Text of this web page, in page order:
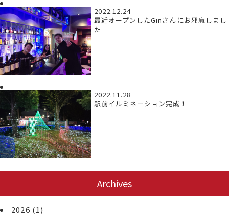
2022.12.24
最近オープンしたGinさんにお邪魔しまし
た
2022.11.28
駅前イルミネーション完成！
Archives
2026 (1)